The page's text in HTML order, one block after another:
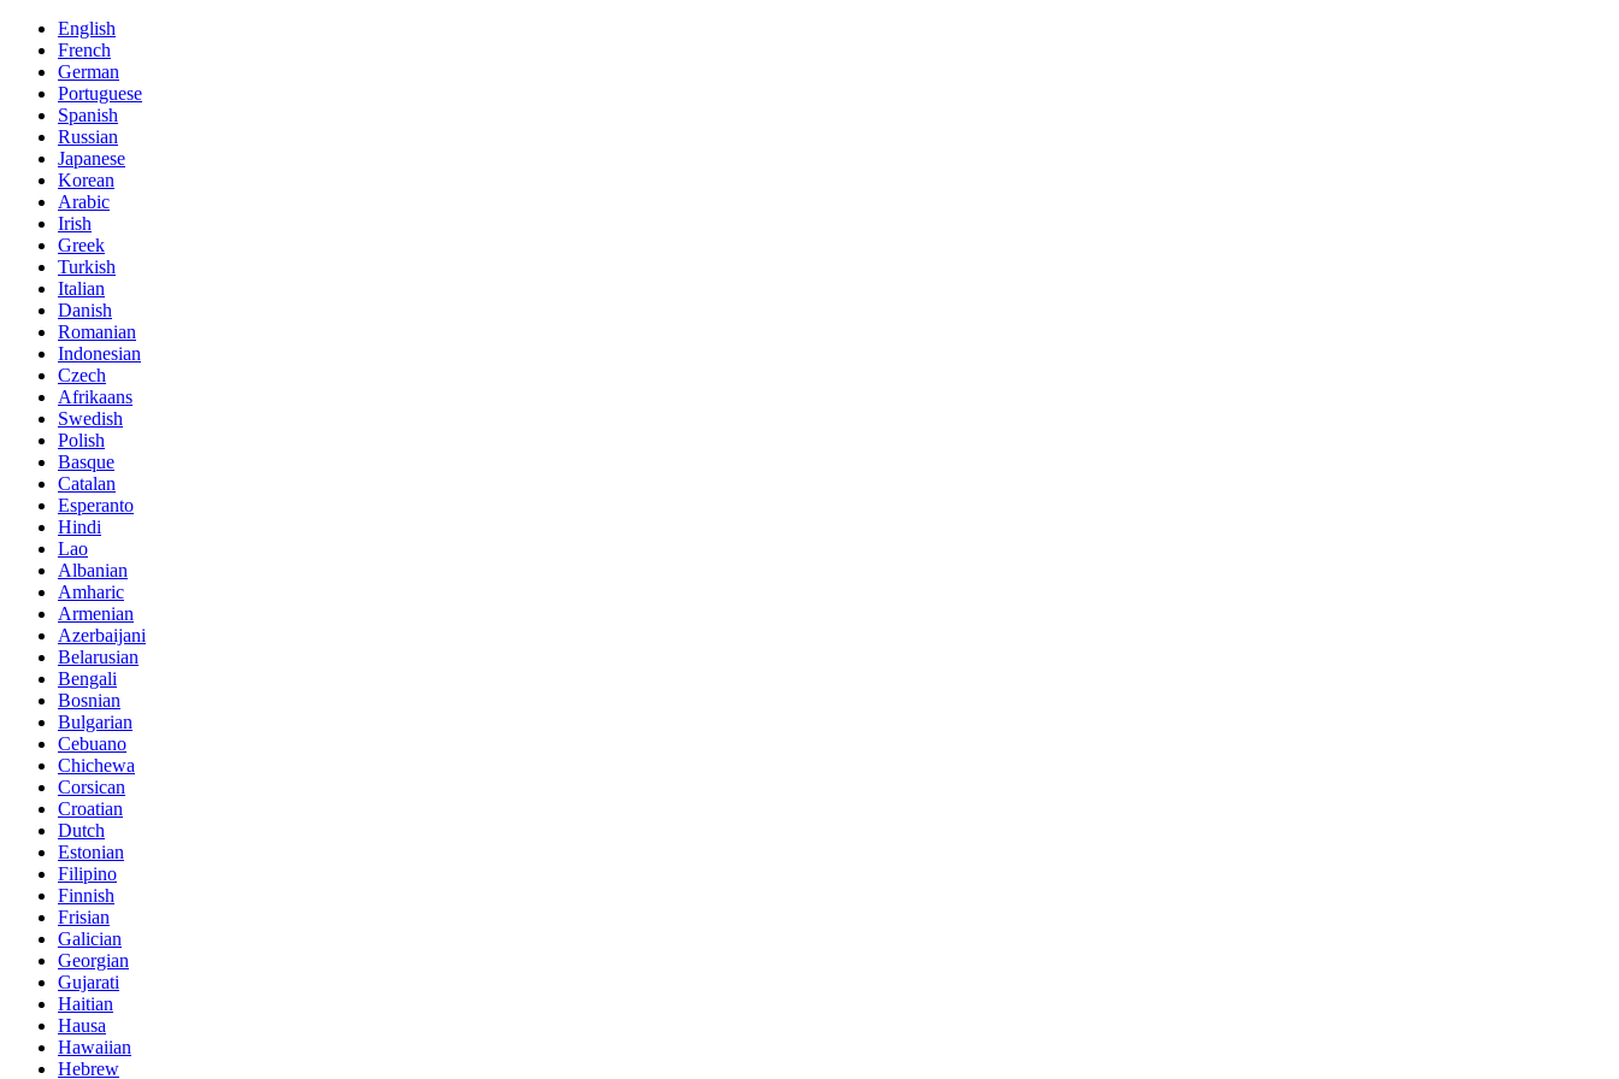
English
French
German
Portuguese
Spanish
Russian
Japanese
Korean
Arabic
Irish
Greek
Turkish
Italian
Danish
Romanian
Indonesian
Czech
Afrikaans
Swedish
Polish
Basque
Catalan
Esperanto
Hindi
Lao
Albanian
Amharic
Armenian
Azerbaijani
Belarusian
Bengali
Bosnian
Bulgarian
Cebuano
Chichewa
Corsican
Croatian
Dutch
Estonian
Filipino
Finnish
Frisian
Galician
Georgian
Gujarati
Haitian
Hausa
Hawaiian
Hebrew